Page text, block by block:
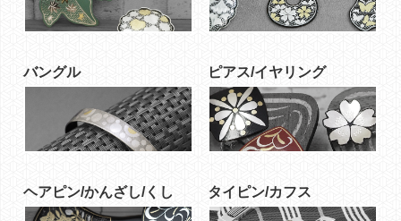
バングル ピアス/イヤリング
ヘアピン/かんざし/くし タイピン/カフス